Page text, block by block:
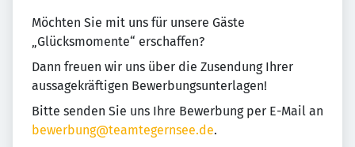
Möchten Sie mit uns für unsere Gäste
„Glücksmomente“ erschaffen?
Dann freuen wir uns über die Zusendung Ihrer
aussagekräftigen Bewerbungsunterlagen!
Bitte senden Sie uns Ihre Bewerbung per E-Mail an
bewerbung@teamtegernsee.de.